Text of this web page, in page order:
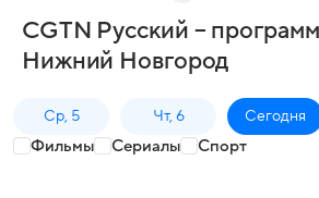
CGTN Русский –
Нижний Новгород
Ср, 5 Чт, 6 Сегодня
Фильмы Сериалы Спорт